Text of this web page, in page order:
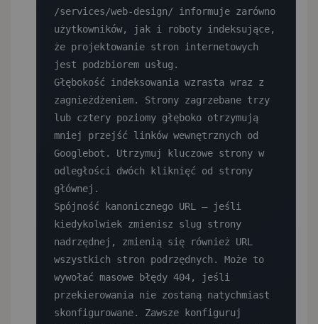
/services/web-design/ informuje zarówno
użytkowników, jak i roboty indeksujące,
że projektowanie stron internetowych
jest podzbiorem usług.
Głębokość indeksowania wzrasta wraz z
zagnieżdżeniem. Strony zagrzebane trzy
lub cztery poziomy głęboko otrzymują
mniej przejść linków wewnętrznych od
Googlebot. Utrzymuj kluczowe strony w
odległości dwóch kliknięć od strony
głównej.
Spójność kanonicznego URL — jeśli
kiedykolwiek zmienisz slug strony
nadrzędnej, zmienią się również URL
wszystkich stron podrzędnych. Może to
wywołać masowe błędy 404, jeśli
przekierowania nie zostaną natychmiast
skonfigurowane. Zawsze konfiguruj